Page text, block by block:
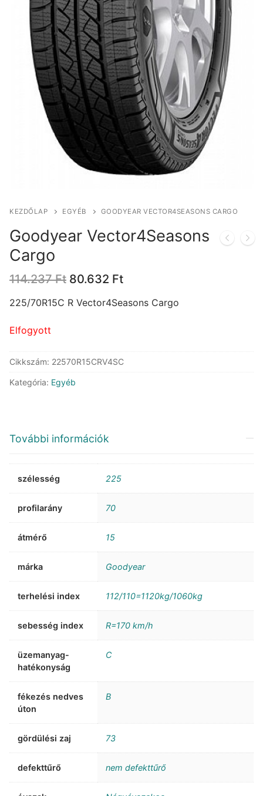
KEZDŐLAP EGYÉB GOODYEAR VECTOR4SEASONS CARGO
Goodyear Vector4Seasons
Cargo
114.237Ft Original
was:
80.632 FtCurrent
is:
225/70R15C R Vector4Seasons Cargo
Elfogyott
Cikkszám: 22570R15CRV4SC
Kategória: Egyéb
További információk
szélesség 225
profilarány 70
átmérő 15
márka Goodyear
terhelési index 112/110=1120kg/1060kg
sebesség index R=170 km/h
üzemanyag-
hatékonyság
C
fékezés nedves
úton
B
gördülési zaj 73
defekttűrő nem defekttűrő